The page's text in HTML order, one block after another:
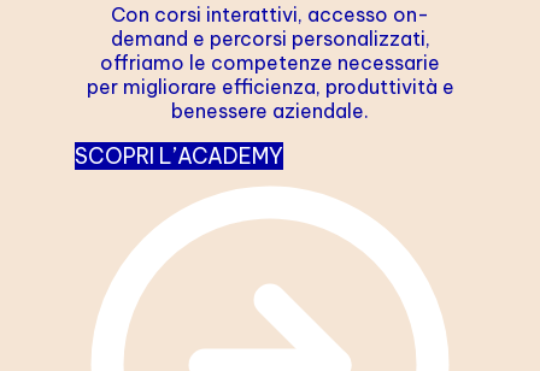
Con corsi interattivi, accesso on-
demand e percorsi personalizzati,
offriamo le competenze necessarie
per migliorare efficienza, produttività e
benessere aziendale.
SCOPRI L’ACADEMY